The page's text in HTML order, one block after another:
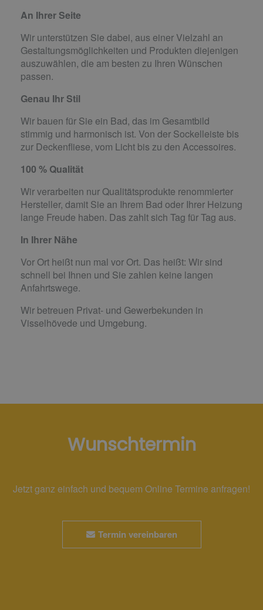
An Ihrer Seite
Wir unterstützen Sie dabei, aus einer Vielzahl an
Gestaltungsmöglichkeiten und Produkten diejenigen
auszuwählen, die am besten zu Ihren Wünschen
passen.
Genau Ihr Stil
Wir bauen für Sie ein Bad, das im Gesamtbild
stimmig und harmonisch ist. Von der Sockelleiste bis
zur Deckenfliese, vom Licht bis zu den Accessoires.
100 % Qualität
Wir verarbeiten nur Qualitätsprodukte renommierter
Hersteller, damit Sie an Ihrem Bad oder Ihrer Heizung
lange Freude haben. Das zahlt sich Tag für Tag aus.
In Ihrer Nähe
Vor Ort heißt nun mal vor Ort. Das heißt: Wir sind
schnell bei Ihnen und Sie zahlen keine langen
Anfahrtswege.
Wir betreuen Privat- und Gewerbekunden in
Visselhövede und Umgebung.
Wunschtermin
Jetzt ganz einfach und bequem Online Termine anfragen!
Termin vereinbaren